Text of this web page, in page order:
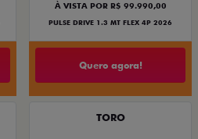
À VISTA POR R$ 99.990,00
PULSE DRIVE 1.3 MT FLEX 4P 2026
Quero agora!
TORO